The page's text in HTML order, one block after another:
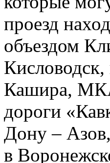
проезд
объездом
Кашира,
дороги
Дону –
в